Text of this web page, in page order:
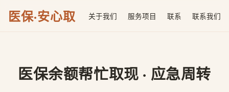
医保·安心取 关于我们 服务项目 联系 联系我们
医保余额帮忙取现 · 应急周转